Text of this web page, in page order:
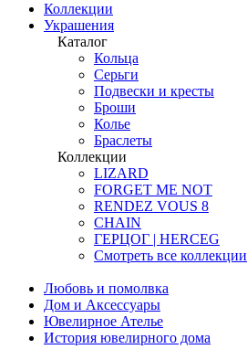
Коллекции
Украшения
Каталог
Кольца
Серьги
Подвески и кресты
Броши
Колье
Браслеты
Коллекции
LIZARD
FORGET ME NOT
RENDEZ VOUS 8
CHAIN
ГЕРЦОГ | HERCEG
Смотреть все коллекции
Любовь и помолвка
Дом и Аксессуары
Ювелирное Ателье
История ювелирного дома